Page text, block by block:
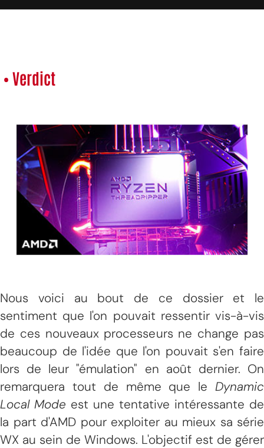
• Verdict
Nous voici au bout de ce dossier et le
sentiment que l'on pouvait ressentir vis-à-vis
de ces nouveaux processeurs ne change pas
beaucoup de l'idée que l'on pouvait s'en faire
lors de leur "émulation" en août dernier. On
remarquera tout de même que le Dynamic
Local Mode est une tentative intéressante de
la part d'AMD pour exploiter au mieux sa série
WX au sein de Windows. L'objectif est de gérer